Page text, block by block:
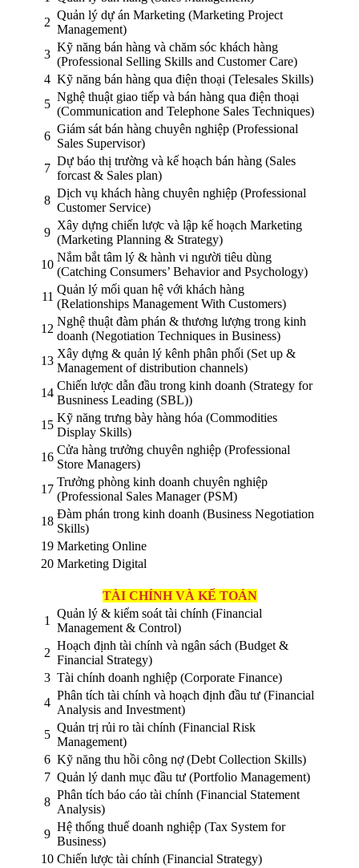
2
Quản lý dự án Marketing (Marketing Project
Management)
3
Kỹ năng bán hàng và chăm sóc khách hàng
(Professional Selling Skills and Customer Care)
4 Kỹ năng bán hàng qua điện thoại (Telesales Skills)
5
Nghệ thuật giao tiếp và bán hàng qua điện thoại
(Communication and Telephone Sales Techniques)
6
Giám sát bán hàng chuyên nghiệp (Professional
Sales Supervisor)
7
Dự báo thị trường và kế hoạch bán hàng (Sales
forcast & Sales plan)
8
Dịch vụ khách hàng chuyên nghiệp (Professional
Customer Service)
9
Xây dựng chiến lược và lập kế hoạch Marketing
(Marketing Planning & Strategy)
10
Nắm bắt tâm lý & hành vi người tiêu dùng
(Catching Consumers’ Behavior and Psychology)
11
Quản lý mối quan hệ với khách hàng
(Relationships Management With Customers)
12
Nghệ thuật đàm phán & thương lượng trong kinh
doanh (Negotiation Techniques in Business)
13
Xây dựng & quản lý kênh phân phối (Set up &
Management of distribution channels)
14
Chiến lược dẫn đầu trong kinh doanh (Strategy for
Busniness Leading (SBL))
15
Kỹ năng trưng bày hàng hóa (Commodities
Display Skills)
16
Cửa hàng trưởng chuyên nghiệp (Professional
Store Managers)
17
Trưởng phòng kinh doanh chuyên nghiệp
(Professional Sales Manager (PSM)
18
Đàm phán trong kinh doanh (Business Negotiation
Skills)
19 Marketing Online
20 Marketing Digital
TÀI CHÍNH VÀ KẾ TOÁN
1
Quản lý & kiểm soát tài chính (Financial
Management & Control)
2
Hoạch định tài chính và ngân sách (Budget &
Financial Strategy)
3 Tài chính doanh nghiệp (Corporate Finance)
4
Phân tích tài chính và hoạch định đầu tư (Financial
Analysis and Investment)
5
Quản trị rủi ro tài chính (Financial Risk
Management)
6 Kỹ năng thu hồi công nợ (Debt Collection Skills)
7 Quản lý danh mục đầu tư (Portfolio Management)
8
Phân tích báo cáo tài chính (Financial Statement
Analysis)
9
Hệ thống thuế doanh nghiệp (Tax System for
Business)
10 Chiến lược tài chính (Financial Strategy)